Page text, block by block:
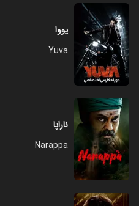
یووا
Yuva
ناراپا
Narappa